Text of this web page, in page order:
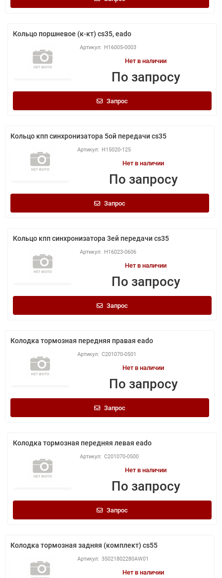
Кольцо поршневое (к-кт) cs35, eado
H16005-0003
Нет в наличии
По запросу
Запрос
Кольцо кпп синхронизатора 5ой передачи cs35
H15020-125
Нет в наличии
По запросу
Запрос
Кольцо кпп синхронизатора 3ей передачи cs35
H16023-0606
Нет в наличии
По запросу
Запрос
Колодка тормозная передняя правая eado
C201070-0501
Нет в наличии
По запросу
Запрос
Колодка тормозная передняя левая eado
C201070-0500
Нет в наличии
По запросу
Запрос
Колодка тормозная задняя (комплект) cs55
35021802280AW01
Нет в наличии